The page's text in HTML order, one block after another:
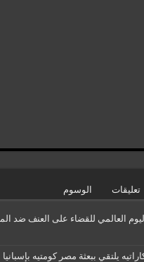
تعليقات الوسوم
العالمي للقضاء على العنف ضد
يلتقي ببعثة مصر كومتيه بإسبانيا